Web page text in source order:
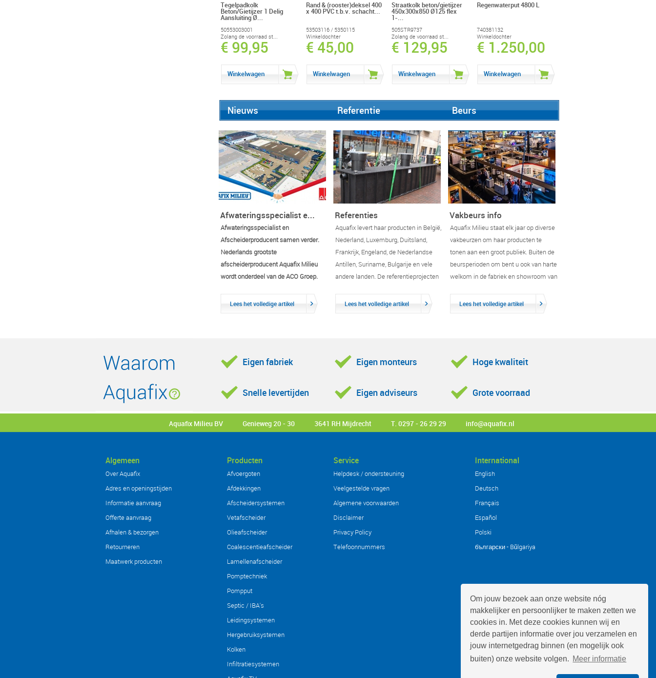
Om jouw bezoek aan onze website nóg
makkelijker en persoonlijker te maken zetten we
cookies in. Met deze cookies kunnen wij en
derde partijen informatie over jou verzamelen en
jouw internetgedrag binnen (en mogelijk ook
buiten) onze website volgen. Meer informatie
Tegelpadkolk
Beton/Gietijzer 1 Delig
Aansluiting Ø...
50553003001
Zolang de voorraad st...
€ 99,95
Winkelwagen
Rand & (rooster)deksel 400
x 400 PVC t.b.v. schacht...
53503116 / 5350115
Winkeldochter
€ 45,00
Winkelwagen
Straatkolk beton/gietijzer
450x300x850 Ø125 flex
1-...
505STR9737
Zolang de voorraad st...
€ 129,95
Winkelwagen
Regenwaterput 4800 L
740381132
Winkeldochter
€ 1.250,00
Winkelwagen
Nieuws Referentie Beurs
Afwateringsspecialist e...
Afwateringsspecialist en
Afscheiderproducent samen verder.
Nederlands grootste
afscheiderproducent Aquafix Milieu
wordt onderdeel van de ACO Groep.
Lees het volledige artikel
Referenties
Aquafix levert haar producten in België,
Nederland, Luxemburg, Duitsland,
Frankrijk, Engeland, de Nederlandse
Antillen, Suriname, Bulgarije en vele
andere landen. De referentieprojecten
geleverde werken. Aan de linkerzijde
van de menubalk vindt u de diverse
Lees het volledige artikel
Vakbeurs info
Aquafix Milieu staat elk jaar op diverse
vakbeurzen om haar producten te
tonen aan een groot publiek. Buiten de
beursperioden om bent u ook van harte
welkom in de fabriek en showroom van
Lees het volledige artikel
Eigen fabriek Eigen monteurs Hoge kwaliteit
Snelle levertijden Eigen adviseurs Grote voorraad
Aquafix Milieu BV Genieweg 20 - 30 3641 RH Mijdrecht T. 0297 - 26 29 29 info@aquafix.nl
Algemeen
Over Aquafix
Adres en openingstijden
Informatie aanvraag
Offerte aanvraag
Afhalen & bezorgen
Retourneren
Maatwerk producten
Producten
Afvoergoten
Afdekkingen
Afscheidersystemen
Vetafscheider
Olieafscheider
Coalescentieafscheider
Lamellenafscheider
Pomptechniek
Pompput
Septic / IBA's
Leidingsystemen
Hergebruiksystemen
Kolken
Infiltratiesystemen
Service
Helpdesk / ondersteuning
Veelgestelde vragen
Algemene voorwaarden
Disclaimer
Privacy Policy
Telefoonnummers
International
English
Deutsch
Français
Español
Polski
български - Bŭlgariya